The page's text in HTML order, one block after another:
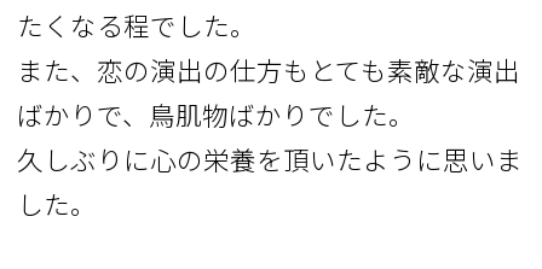
たくなる程でした。
また、恋の演出の仕方もとても素敵な演出
ばかりで、鳥肌物ばかりでした。
久しぶりに心の栄養を頂いたように思いま
した。